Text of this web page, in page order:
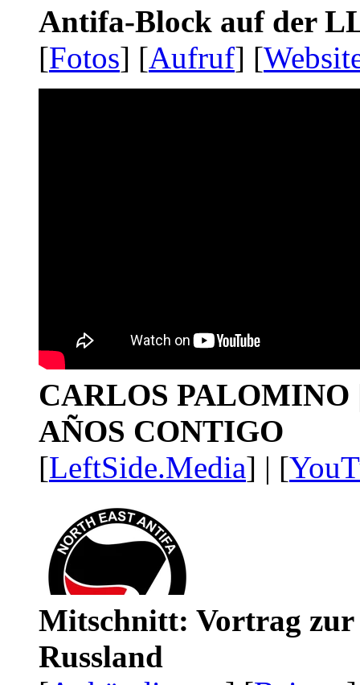
Antifa-Block auf der
[Fotos] [Aufruf] [
CARLOS PALOMINO
AÑOS CONTIGO
[LeftSide.Media] | [
Mitschnitt: Vortrag zur
Russland